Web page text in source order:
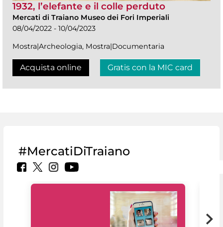
1932, l’elefante e il colle perduto
Mercati di Traiano Museo dei Fori Imperiali
08/04/2022 - 10/04/2023
Mostra|Archeologia, Mostra|Documentaria
Acquista online Gratis con la MIC card
#MercatiDiTraiano